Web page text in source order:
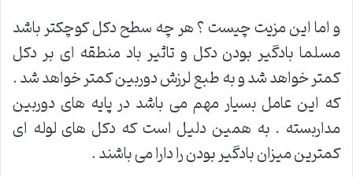
و اما این مزیت چیست ؟ هر چه سطح دکل کوچکتر باشد
مسلما بادگیر بودن دکل و تاثیر باد منطقه ای بر دکل
کمتر خواهد شد و به طبع لرزش دوربین کمتر خواهد شد .
که این عامل بسیار مهم می باشد در پایه های دوربین
مداربسته . به همین دلیل است که دکل های لوله ای
کمترین میزان بادگیر بودن را دارا می باشند .